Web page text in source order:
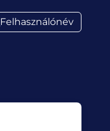
Felhasználónév